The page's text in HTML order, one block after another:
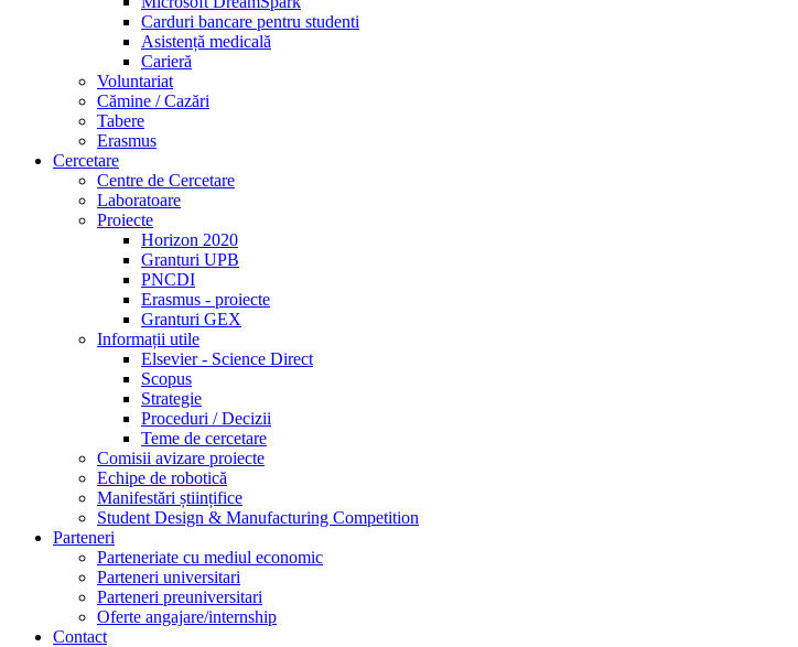
Carduri bancare pentru studenti
Asistență medicală
Carieră
Voluntariat
Cămine / Cazări
Tabere
Erasmus
Cercetare
Centre de Cercetare
Laboratoare
Proiecte
Horizon 2020
Granturi UPB
PNCDI
Erasmus - proiecte
Granturi GEX
Informații utile
Elsevier - Science Direct
Scopus
Strategie
Proceduri / Decizii
Teme de cercetare
Comisii avizare proiecte
Echipe de robotică
Manifestări științifice
Student Design & Manufacturing Competition
Parteneri
Parteneriate cu mediul economic
Parteneri universitari
Parteneri preuniversitari
Oferte angajare/internship
Contact